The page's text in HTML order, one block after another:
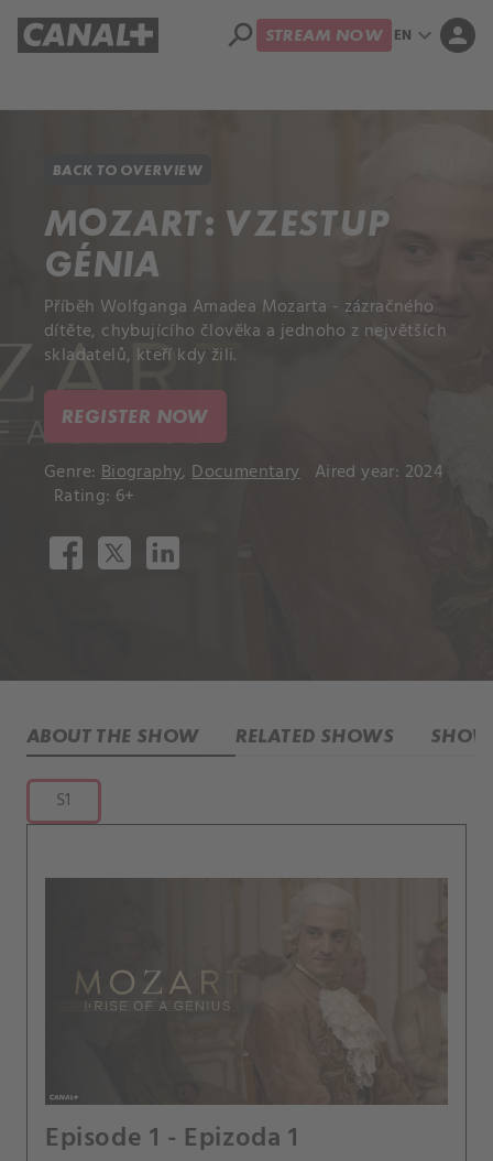
search STREAM NOW EN expand_more person
BACK TO OVERVIEW
MOZART: VZESTUP
GÉNIA
Příběh Wolfganga Amadea Mozarta - zázračného
dítěte, chybujícího člověka a jednoho z největších
skladatelů, kteří kdy žili.
REGISTER NOW
Genre: Biography,Documentary Aired year: 2024
Rating: 6+
ABOUT THE SHOW RELATED SHOWS
S1
Episode 1 - Epizoda 1